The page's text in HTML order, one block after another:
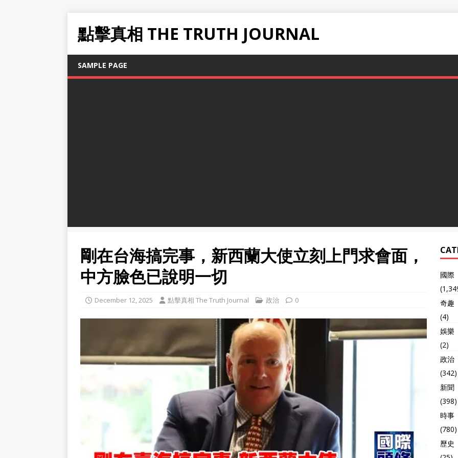
點擊真相 THE TRUTH JOURNAL
SAMPLE PAGE
剛在台海搞完事，新西蘭大使立刻上門求會面，
中方臉色已說明一切
December 12, 2025 點擊真相 The Truth Journal 政治 0
國際
奇趣
(4)
娛樂
(2)
政治
(342)
新聞
(398)
時事
(780)
歷史